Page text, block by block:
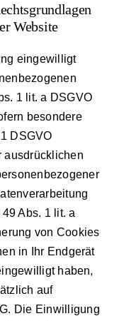
Website
eingewilligt
1 lit. a DSGVO
besondere
DSGVO
ausdrücklichen
Abs. 1 lit. a
von Cookies
in Ihr Endgerät
haben,
auf
Die Einwilligung